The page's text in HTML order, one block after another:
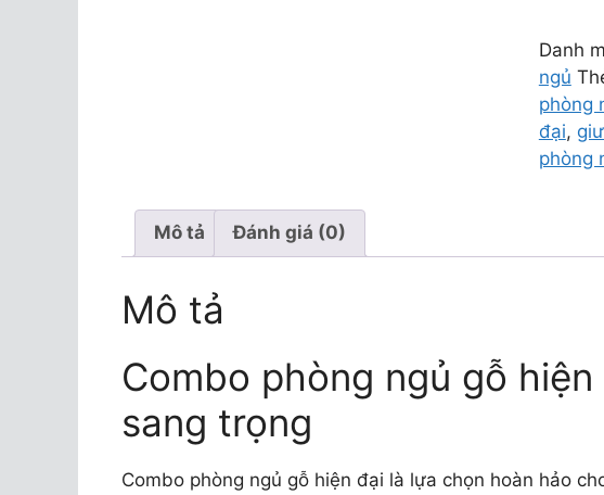
Danh
ngủ
phòng
đại,
phòng
Mô tả Đánh giá (0)
Mô tả
Combo phòng ngủ gỗ
sang trọng
Combo phòng ngủ gỗ hiện đại là lựa chọn hoàn hảo